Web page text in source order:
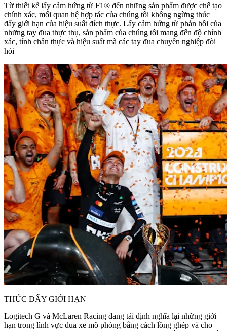
Từ thiết kế lấy cảm hứng từ F1® đến những sản phẩm được chế tạo
chính xác, mối quan hệ hợp tác của chúng tôi không ngừng thúc
đẩy giới hạn của hiệu suất đích thực. Lấy cảm hứng từ phản hồi của
những tay đua thực thụ, sản phẩm của chúng tôi mang đến độ chính
xác, tính chân thực và hiệu suất mà các tay đua chuyên nghiệp đòi
hỏi
THÚC ĐẨY GIỚI HẠN
Logitech G và McLaren Racing đang tái định nghĩa lại những giới
hạn trong lĩnh vực đua xe mô phỏng bằng cách lồng ghép và cho